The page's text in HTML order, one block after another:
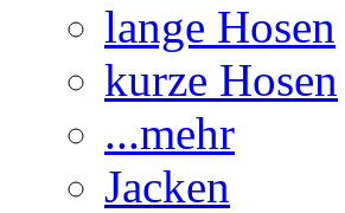
lange Hosen
kurze Hosen
...mehr
Jacken